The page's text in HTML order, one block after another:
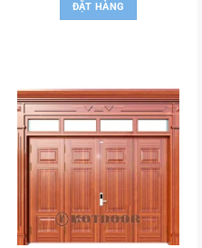
ĐẶT HÀNG